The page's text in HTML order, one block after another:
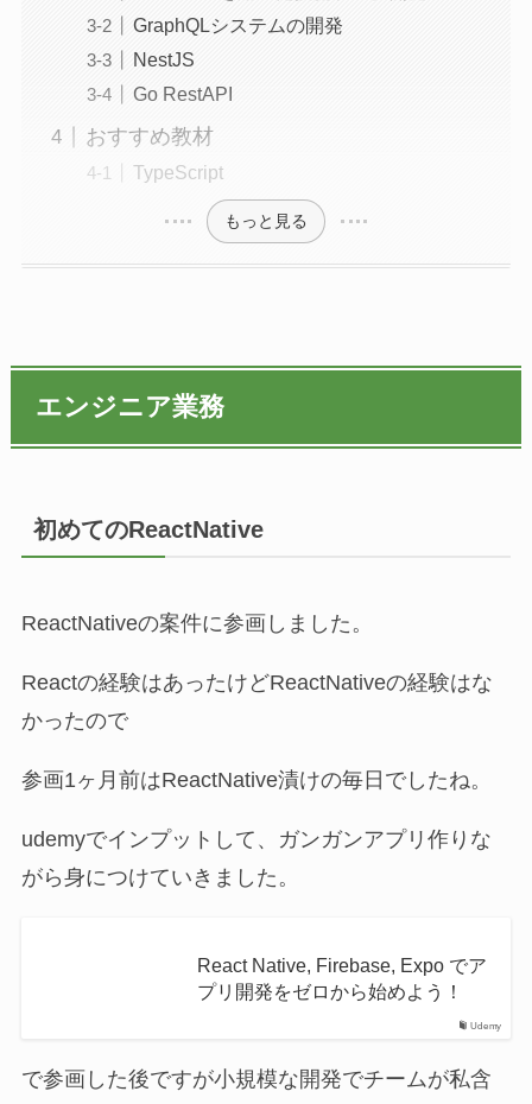
GraphQLシステムの開発
NestJS
Go RestAPI
おすすめ教材
TypeScript
もっと見る
エンジニア業務
初めてのReactNative
ReactNativeの案件に参画しました。
Reactの経験はあったけどReactNativeの経験はな
かったので
参画1ヶ月前はReactNative漬けの毎日でしたね。
udemyでインプットして、ガンガンアプリ作りな
がら身につけていきました。
Udemy
React Native, Firebase, Expo でア
プリ開発をゼロから始めよう！
で参画した後ですが小規模な開発でチームが私含